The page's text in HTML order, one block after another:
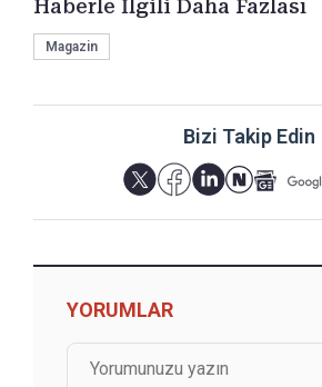
Haberle İlgili Daha Fazlası
Magazin
Bizi Takip Edin
YORUMLAR